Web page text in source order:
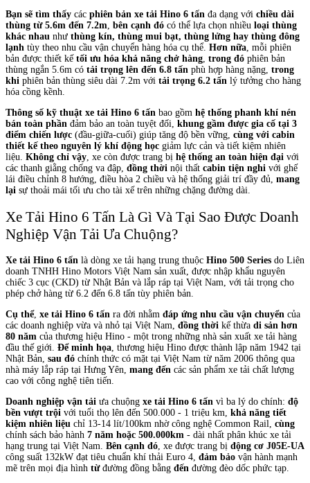
Bạn sẽ tìm thấy các phiên bản xe tải Hino 6 tấn đa dạng với chiều dài
thùng từ 5.6m đến 7.2m, bên cạnh đó có thể lựa chọn nhiều loại thùng
khác nhau như thùng kín, thùng mui bạt, thùng lửng hay thùng đông
lạnh tùy theo nhu cầu vận chuyển hàng hóa cụ thể. Hơn nữa, mỗi phiên
bản được thiết kế tối ưu hóa khả năng chở hàng, trong đó phiên bản
thùng ngắn 5.6m có tải trọng lên đến 6.8 tấn phù hợp hàng nặng, trong
khi phiên bản thùng siêu dài 7.2m với tải trọng 6.2 tấn lý tưởng cho hàng
hóa cồng kềnh.
Thông số kỹ thuật xe tải Hino 6 tấn bao gồm hệ thống phanh khí nén
bán toàn phần đảm bảo an toàn tuyệt đối, khung gầm được gia cố tại 3
điểm chiến lược (đầu-giữa-cuối) giúp tăng độ bền vững, cùng với cabin
thiết kế theo nguyên lý khí động học giảm lực cản và tiết kiệm nhiên
liệu. Không chỉ vậy, xe còn được trang bị hệ thống an toàn hiện đại với
các thanh giằng chống va đập, đồng thời nội thất cabin tiện nghi với ghế
lái điều chỉnh 8 hướng, điều hòa 2 chiều và hệ thống giải trí đầy đủ, mang
lại sự thoải mái tối ưu cho tài xế trên những chặng đường dài.
Xe Tải Hino 6 Tấn Là Gì Và Tại Sao Được Doanh
Nghiệp Vận Tải Ưa Chuộng?
Xe tải Hino 6 tấn là dòng xe tải hạng trung thuộc Hino 500 Series do Liên
doanh TNHH Hino Motors Việt Nam sản xuất, được nhập khẩu nguyên
chiếc 3 cục (CKD) từ Nhật Bản và lắp ráp tại Việt Nam, với tải trọng cho
phép chở hàng từ 6.2 đến 6.8 tấn tùy phiên bản.
Cụ thể, xe tải Hino 6 tấn ra đời nhằm đáp ứng nhu cầu vận chuyển của
các doanh nghiệp vừa và nhỏ tại Việt Nam, đồng thời kế thừa di sản hơn
80 năm của thương hiệu Hino - một trong những nhà sản xuất xe tải hàng
đầu thế giới. Để minh họa, thương hiệu Hino được thành lập năm 1942 tại
Nhật Bản, sau đó chính thức có mặt tại Việt Nam từ năm 2006 thông qua
nhà máy lắp ráp tại Hưng Yên, mang đến các sản phẩm xe tải chất lượng
cao với công nghệ tiên tiến.
Doanh nghiệp vận tải ưa chuộng xe tải Hino 6 tấn vì ba lý do chính: độ
bền vượt trội với tuổi thọ lên đến 500.000 - 1 triệu km, khả năng tiết
kiệm nhiên liệu chỉ 13-14 lít/100km nhờ công nghệ Common Rail, cùng
chính sách bảo hành 7 năm hoặc 500.000km - dài nhất phân khúc xe tải
hạng trung tại Việt Nam. Bên cạnh đó, xe được trang bị động cơ J05E-UA
công suất 132kW đạt tiêu chuẩn khí thải Euro 4, đảm bảo vận hành mạnh
mẽ trên mọi địa hình từđường đồng bằng đến đường đèo dốc phức tạp.